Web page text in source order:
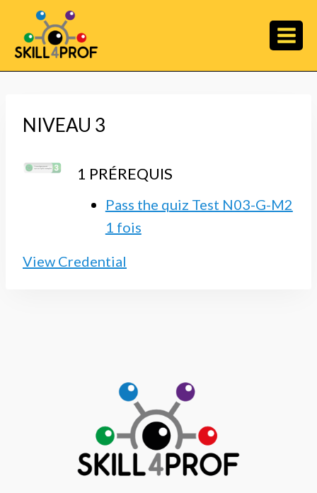
NIVEAU 3
1 PRÉREQUIS
Pass the quiz Test N03-G-M2
1 fois
View Credential